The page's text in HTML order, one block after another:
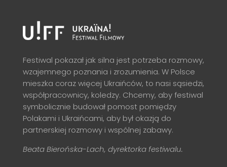
Festiwal pokazał jak silna jest potrzeba rozmowy,
wzajemnego poznania i zrozumienia. W Polsce
mieszka coraz więcej Ukraińców, to nasi sąsiedzi,
współpracownicy, koledzy. Chcemy, aby festiwal
symbolicznie budował pomost pomiędzy
Polakami i Ukraińcami, aby był okazją do
partnerskiej rozmowy i wspólnej zabawy.
Beata Bierońska-Lach, dyrektorka festiwalu.